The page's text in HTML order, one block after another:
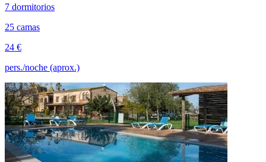
7 dormitorios
25 camas
24 €
pers./noche (aprox.)